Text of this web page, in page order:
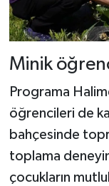
Minik
Programa
öğrencileri de
bahçesinde
toplama
çocukların